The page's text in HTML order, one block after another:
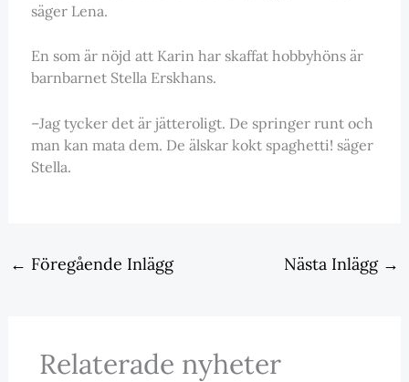
säger Lena.
En som är nöjd att Karin har skaffat hobbyhöns är
barnbarnet Stella Erskhans.
–Jag tycker det är jätteroligt. De springer runt och
man kan mata dem. De älskar kokt spaghetti! säger
Stella.
← Föregående Inlägg Nästa Inlägg →
Relaterade nyheter